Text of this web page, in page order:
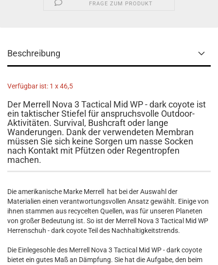
FRAGE ZUM PRODUKT
Beschreibung
Verfügbar ist: 1 x 46,5
Der Merrell Nova 3 Tactical Mid WP - dark coyote ist
ein taktischer Stiefel für anspruchsvolle Outdoor-
Aktivitäten. Survival, Bushcraft oder lange
Wanderungen. Dank der verwendeten Membran
müssen Sie sich keine Sorgen um nasse Socken
nach Kontakt mit Pfützen oder Regentropfen
machen.
Die amerikanische Marke Merrell hat bei der Auswahl der
Materialien einen verantwortungsvollen Ansatz gewählt. Einige von
ihnen stammen aus recycelten Quellen, was für unseren Planeten
von großer Bedeutung ist. So ist der Merrell Nova 3 Tactical Mid WP
Herrenschuh - dark coyote Teil des Nachhaltigkeitstrends.
Die Einlegesohle des Merrell Nova 3 Tactical Mid WP - dark coyote
bietet ein gutes Maß an Dämpfung. Sie hat die Aufgabe, den beim